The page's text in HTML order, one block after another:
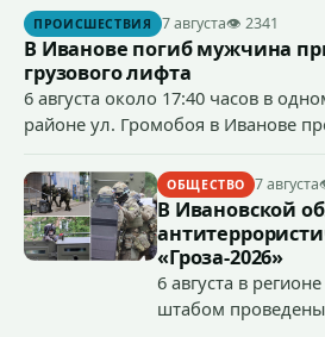
сумму более 4,4 млн рублей через
ПРОИСШЕСТВИЯ 7 августа👁 2341
В Иванове погиб мужчина
грузового лифта
6 августа около 17:40 часов в
районе ул. Громобоя в Иванове
ОБЩЕСТВО 7 августа
В Ивановской
«Гроза-2026»
6 августа в
штабом проведены